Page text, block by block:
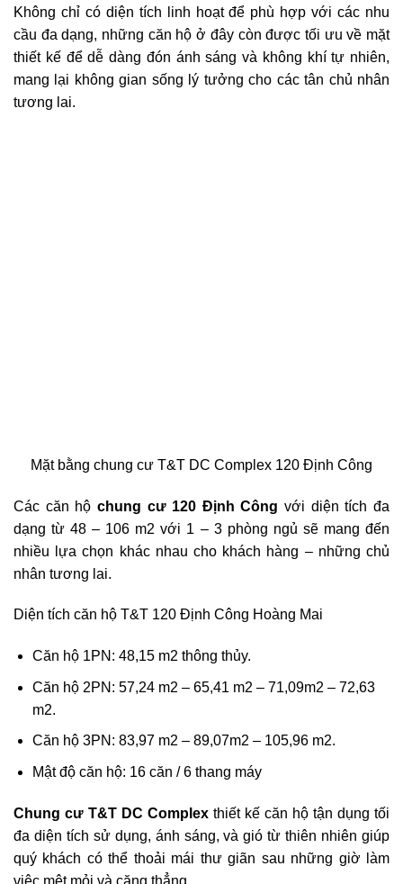
Không chỉ có diện tích linh hoạt để phù hợp với các nhu
cầu đa dạng, những căn hộ ở đây còn được tối ưu về mặt
thiết kế để dễ dàng đón ánh sáng và không khí tự nhiên,
mang lại không gian sống lý tưởng cho các tân chủ nhân
tương lai.
Mặt bằng chung cư T&T DC Complex 120 Định Công
Các căn hộ chung cư 120 Định Công với diện tích đa
dạng từ 48 – 106 m2 với 1 – 3 phòng ngủ sẽ mang đến
nhiều lựa chọn khác nhau cho khách hàng – những chủ
nhân tương lai.
Diện tích căn hộ T&T 120 Định Công Hoàng Mai
Căn hộ 1PN: 48,15 m2 thông thủy.
Căn hộ 2PN: 57,24 m2 – 65,41 m2 – 71,09m2 – 72,63
m2.
Căn hộ 3PN: 83,97 m2 – 89,07m2 – 105,96 m2.
Mật độ căn hộ: 16 căn / 6 thang máy
Chung cư T&T DC Complex thiết kế căn hộ tận dụng tối
đa diện tích sử dụng, ánh sáng, và gió từ thiên nhiên giúp
quý khách có thể thoải mái thư giãn sau những giờ làm
việc mệt mỏi và căng thẳng.